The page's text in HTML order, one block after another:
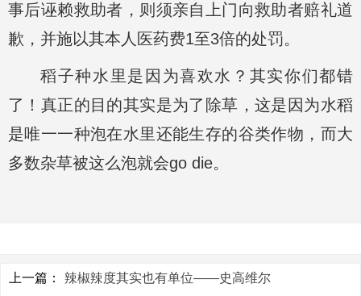
事后诬赖救助者，则须亲自上门向救助者赔礼道
歉，并施以其本人医药费1至3倍的处罚。
稻子种水里是因为喜欢水？其实你们都错
了！真正的目的其实是为了除草，这是因为水稻
是唯一一种泡在水里还能生存的谷类作物，而大
多数杂草被这么泡就会go die。
上一篇： 辣椒辣度其实也有单位——史高维尔